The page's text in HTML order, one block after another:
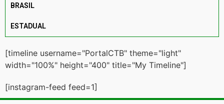
BRASIL
ESTADUAL
[timeline username="PortalCTB" theme="light"
width="100%" height="400" title="My Timeline"]
[instagram-feed feed=1]